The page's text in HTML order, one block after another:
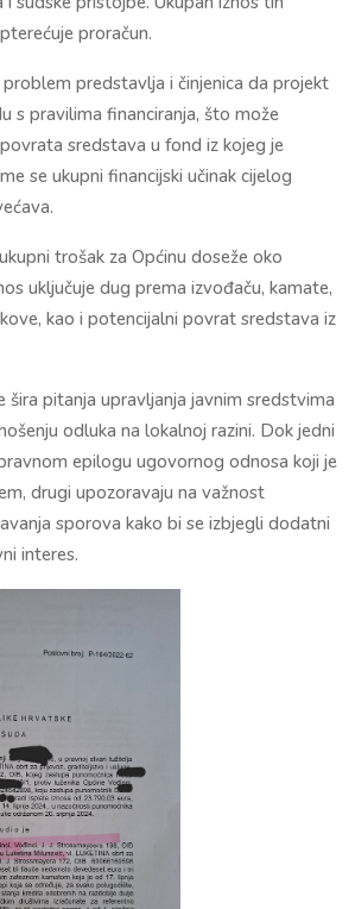
proračun.
predstavlja i činjenica da projekt
s pravilima financiranja, što može
sredstava u fond iz kojeg je
se ukupni financijski učinak cijelog
trošak za Općinu doseže oko
uključuje dug prema izvođaču, kamate,
kao i potencijalni povrat sredstava iz
šira pitanja upravljanja javnim sredstvima
odluka na lokalnoj razini. Dok jedni
epilogu ugovornog odnosa koji je
drugi upozoravaju na važnost
sporova kako bi se izbjegli dodatni
interes.